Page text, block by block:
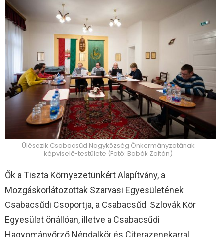
Ülésezik Csabacsűd Nagyközség Önkormányzatának
képviselő-testülete (Fotó: Babák Zoltán)
Ők a Tiszta Környezetünkért Alapítvány, a
Mozgáskorlátozottak Szarvasi Egyesületének
Csabacsűdi Csoportja, a Csabacsűdi Szlovák Kör
Egyesület önállóan, illetve a Csabacsűdi
Hagyományőrző Népdalkör és Citerazenekarral,